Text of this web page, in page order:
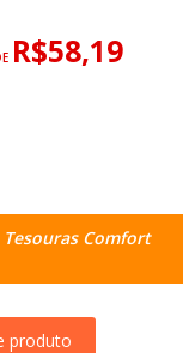
R$58,19
Comfort
produto